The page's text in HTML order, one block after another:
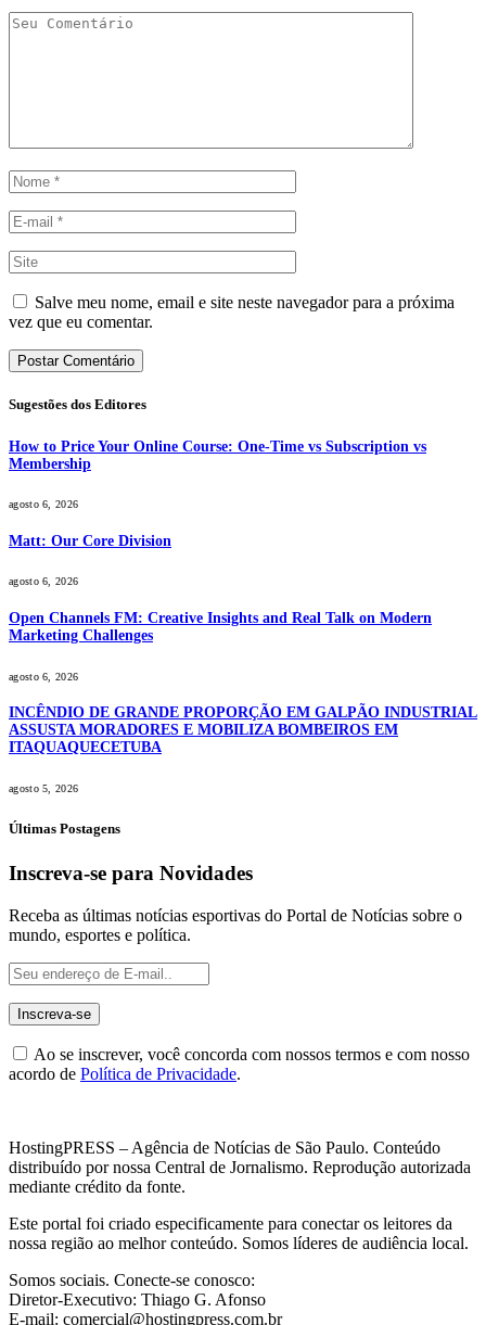
Salve meu nome, email e site neste navegador para a próxima
vez que eu comentar.
Sugestões dos Editores
How to Price Your Online Course: One-Time vs Subscription vs
Membership
agosto 6, 2026
Matt: Our Core Division
agosto 6, 2026
Open Channels FM: Creative Insights and Real Talk on Modern
Marketing Challenges
agosto 6, 2026
INCÊNDIO DE GRANDE PROPORÇÃO EM GALPÃO INDUSTRIAL
ASSUSTA MORADORES E MOBILIZA BOMBEIROS EM
ITAQUAQUECETUBA
agosto 5, 2026
Últimas Postagens
Inscreva-se para Novidades
Receba as últimas notícias esportivas do Portal de Notícias sobre o
mundo, esportes e política.
Ao se inscrever, você concorda com nossos termos e com nosso
acordo de Política de Privacidade.
HostingPRESS – Agência de Notícias de São Paulo. Conteúdo
distribuído por nossa Central de Jornalismo. Reprodução autorizada
mediante crédito da fonte.
Este portal foi criado especificamente para conectar os leitores da
nossa região ao melhor conteúdo. Somos líderes de audiência local.
Somos sociais. Conecte-se conosco:
Diretor-Executivo: Thiago G. Afonso
E-mail: comercial@hostingpress.com.br